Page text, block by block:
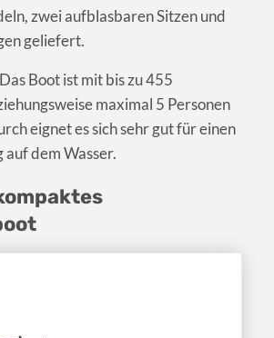
zwei aufblasbaren Sitzen und
geliefert.
Das Boot ist mit bis zu 455
maximal 5 Personen
eignet es sich sehr gut für einen
dem Wasser.